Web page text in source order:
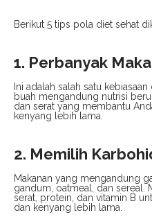
Berikut 5 tips pola diet sehat
1. Perbanyak
Ini adalah salah satu
buah mengandung nutrisi
dan serat yang membantu
kenyang lebih lama.
2. Memilih
Makanan yang mengandung
gandum, oatmeal, dan sereal.
serat, protein, dan vitamin B
dan kenyang lebih lama.